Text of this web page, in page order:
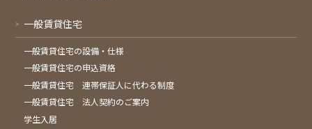
一般賃貸住宅
一般賃貸住宅の設備・仕様
一般賃貸住宅の申込資格
一般賃貸住宅 連帯保証人に代わる制度
一般賃貸住宅 法人契約のご案内
学生入居